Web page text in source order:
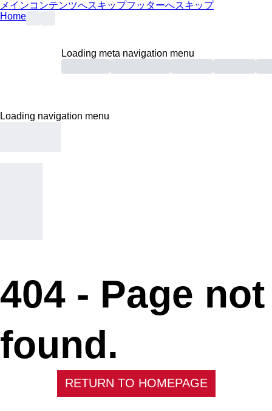
メインコンテンツへスキップフッターへスキップ
Home
Loading meta navigation menu
Loading navigation menu
404 - Page not
found.
RETURN TO HOMEPAGE